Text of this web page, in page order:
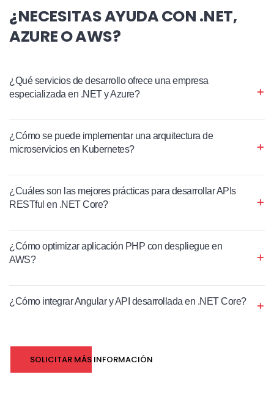
¿NECESITAS AYUDA CON .NET,
AZURE O AWS?
¿Qué servicios de desarrollo ofrece una empresa
especializada en .NET y Azure?
¿Cómo se puede implementar una arquitectura de
microservicios en Kubernetes?
¿Cuáles son las mejores prácticas para desarrollar APIs
RESTful en .NET Core?
¿Cómo optimizar aplicación PHP con despliegue en
AWS?
¿Cómo integrar Angular y API desarrollada en .NET Core?
SOLICITAR MÁS INFORMACIÓN